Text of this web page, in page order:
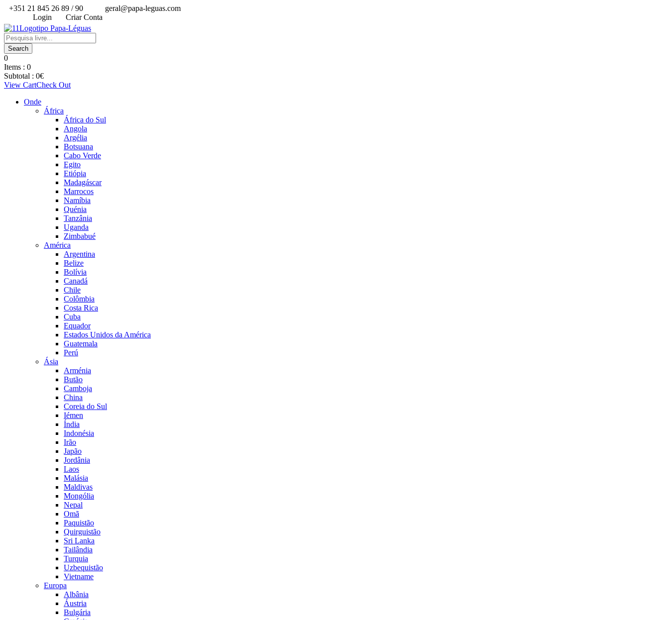
+351 21 845 26 89 / 90
geral@papa-leguas.com
Login
Criar Conta
0
Items : 0
Subtotal : 0€
View CartCheck Out
Onde
África
África do Sul
Angola
Argélia
Botsuana
Cabo Verde
Egito
Etiópia
Madagáscar
Marrocos
Namíbia
Quénia
Tanzânia
Uganda
Zimbabué
América
Argentina
Belize
Bolívia
Canadá
Chile
Colômbia
Costa Rica
Cuba
Equador
Estados Unidos da América
Guatemala
Perú
Ásia
Arménia
Butão
Camboja
China
Coreia do Sul
Iémen
Índia
Indonésia
Irão
Japão
Jordânia
Laos
Malásia
Maldivas
Mongólia
Nepal
Omã
Paquistão
Quirguistão
Sri Lanka
Tailândia
Turquia
Uzbequistão
Vietname
Europa
Albânia
Áustria
Bulgária